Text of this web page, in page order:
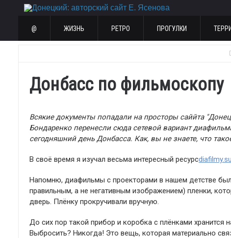
@ ЖИЗНЬ РЕТРО ПРОГУЛКИ
Донбасс по фильмоскопу
Всякие документы попадали на просторы саййта
Бондаренко перенесли сюда сетевой вариант
сегодняшний день Донбасса. Как, вы не знаете, что
В своё время я изучал весьма интересный ресурсdiafilmy.su
Напомню, диафильмы с проекторами в нашем детстве
правильным, а не негативным изображением) пленки,
дверь. Плёнку прокручивали вручную.
До сих пор такой прибор и коробка с плёнками хранится
Выбросить? Никогда! Это вещь, которая материально